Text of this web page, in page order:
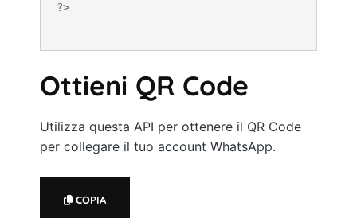
?>
Ottieni QR Code
Utilizza questa API per ottenere il QR Code
per collegare il tuo account WhatsApp.
COPIA